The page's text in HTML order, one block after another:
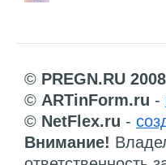
© PREGN.RU
© ARTinForm.ru -
© NetFlex.ru -
Внимание!